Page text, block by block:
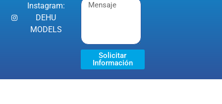
Instagram:
DEHU
MODELS
Solicitar
Información